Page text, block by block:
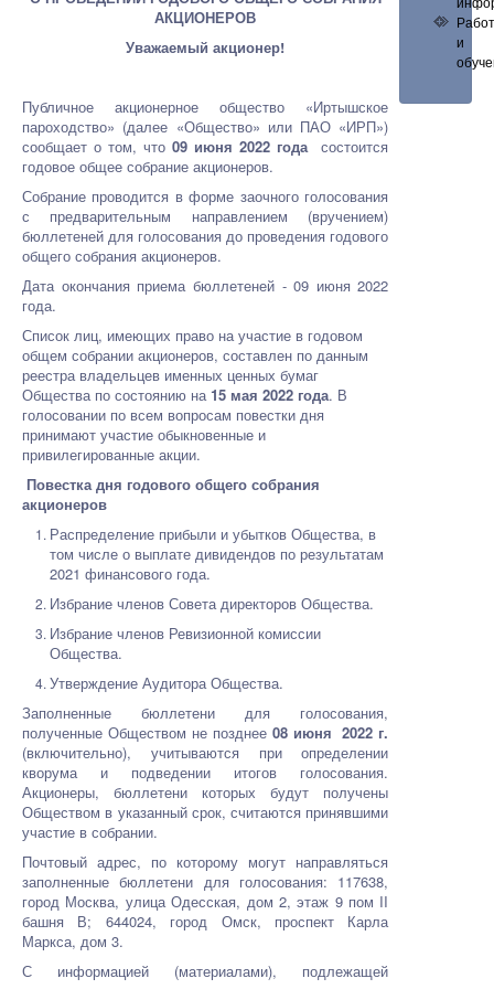
АКЦИОНЕРОВ
Уважаемый акционер!
Публичное акционерное общество «Иртышское
пароходство» (далее «Общество» или ПАО «ИРП»)
сообщает о том, что09 июня 2022 годасостоится
годовое общее собрание акционеров.
Собрание проводится в форме заочного голосования
с предварительным направлением (вручением)
бюллетеней для голосования до проведения годового
общего собрания акционеров.
Дата окончания приема бюллетеней - 09 июня 2022
года.
Список лиц, имеющих право на участие в годовом
общем собрании акционеров, составлен по данным
реестра владельцев именных ценных бумаг
Общества по состоянию на 15 мая 2022 года. В
голосовании по всем вопросам повестки дня
принимают участие обыкновенные и
привилегированные акции.
Повестка дня годового общего собрания
акционеров
Распределение прибыли и убытков Общества, в
том числе о выплате дивидендов по результатам
2021 финансового года.
Избрание членов Совета директоров Общества.
Избрание членов Ревизионной комиссии
Общества.
Утверждение Аудитора Общества.
Заполненные бюллетени для голосования,
полученные Обществом не позднее 08 июня 2022 г.
(включительно), учитываются при определении
кворума и подведении итогов голосования.
Акционеры, бюллетени которых будут получены
Обществом в указанный срок, считаются принявшими
участие в собрании.
Почтовый адрес, по которому могут направляться
заполненные бюллетени для голосования: 117638,
город Москва, улица Одесская, дом 2, этаж 9 пом II
башня В; 644024, город Омск, проспект Карла
Маркса, дом 3.
С информацией (материалами), подлежащей
и